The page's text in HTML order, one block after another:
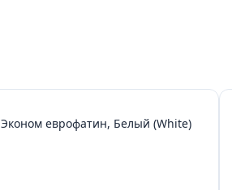
Эконом еврофатин, Белый (White)